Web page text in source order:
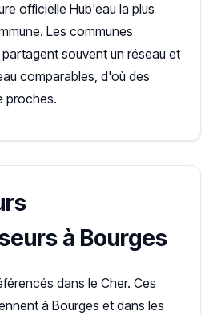
officielle Hub'eau la plus
Les communes
souvent un réseau et
comparables, d'où des
proches.
à Bourges
dans le Cher. Ces
à Bourges et dans les